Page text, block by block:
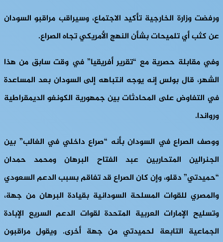
ورفضت وزارة الخارجية تأكيد الاجتماع، وسيراقب مراقبو السودان
عن كثب أي تلميحات بشأن النهج الأمريكي تجاه الصراع.
وفي مقابلة حصرية مع “تقرير أفريقيا” في وقت سابق من هذا
الشهر، قال بولس إنه يوجه انتباهه إلى السودان بعد المساعدة
في التفاوض على المحادثات بين جمهورية الكونغو الديمقراطية
ورواندا.
ووصف الصراع في السودان بأنه “صراع داخلي في الغالب” بين
الجنرالين المتحاربين عبد الفتاح البرهان ومحمد حمدان
“حميدتي” دقلو، وإن كان الصراع قد تفاقم بسبب الدعم السعودي
والمصري للقوات المسلحة السودانية بقيادة البرهان من جهة،
وتسليح الإمارات العربية المتحدة لقوات الدعم السريع الإبادة
الجماعية التابعة لحميدتي من جهة أخرى. ويقول مراقبون